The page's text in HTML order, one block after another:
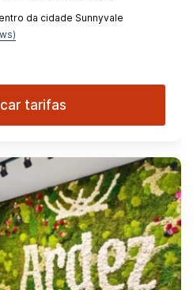
da cidade Sunnyvale
tarifas